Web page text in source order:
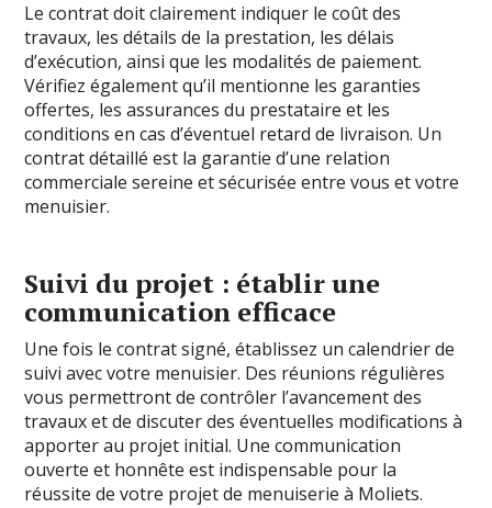
Le contrat doit clairement indiquer le coût des
travaux, les détails de la prestation, les délais
d’exécution, ainsi que les modalités de paiement.
Vérifiez également qu’il mentionne les garanties
offertes, les assurances du prestataire et les
conditions en cas d’éventuel retard de livraison. Un
contrat détaillé est la garantie d’une relation
commerciale sereine et sécurisée entre vous et votre
menuisier.
Suivi du projet : établir une
communication efficace
Une fois le contrat signé, établissez un calendrier de
suivi avec votre menuisier. Des réunions régulières
vous permettront de contrôler l’avancement des
travaux et de discuter des éventuelles modifications à
apporter au projet initial. Une communication
ouverte et honnête est indispensable pour la
réussite de votre projet de menuiserie à Moliets.